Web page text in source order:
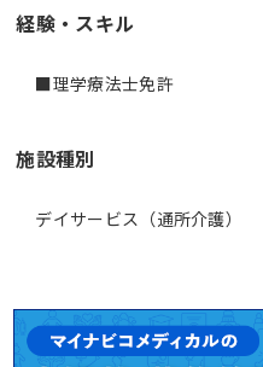
経験・スキル
■理学療法士免許
施設種別
デイサービス（通所介護）